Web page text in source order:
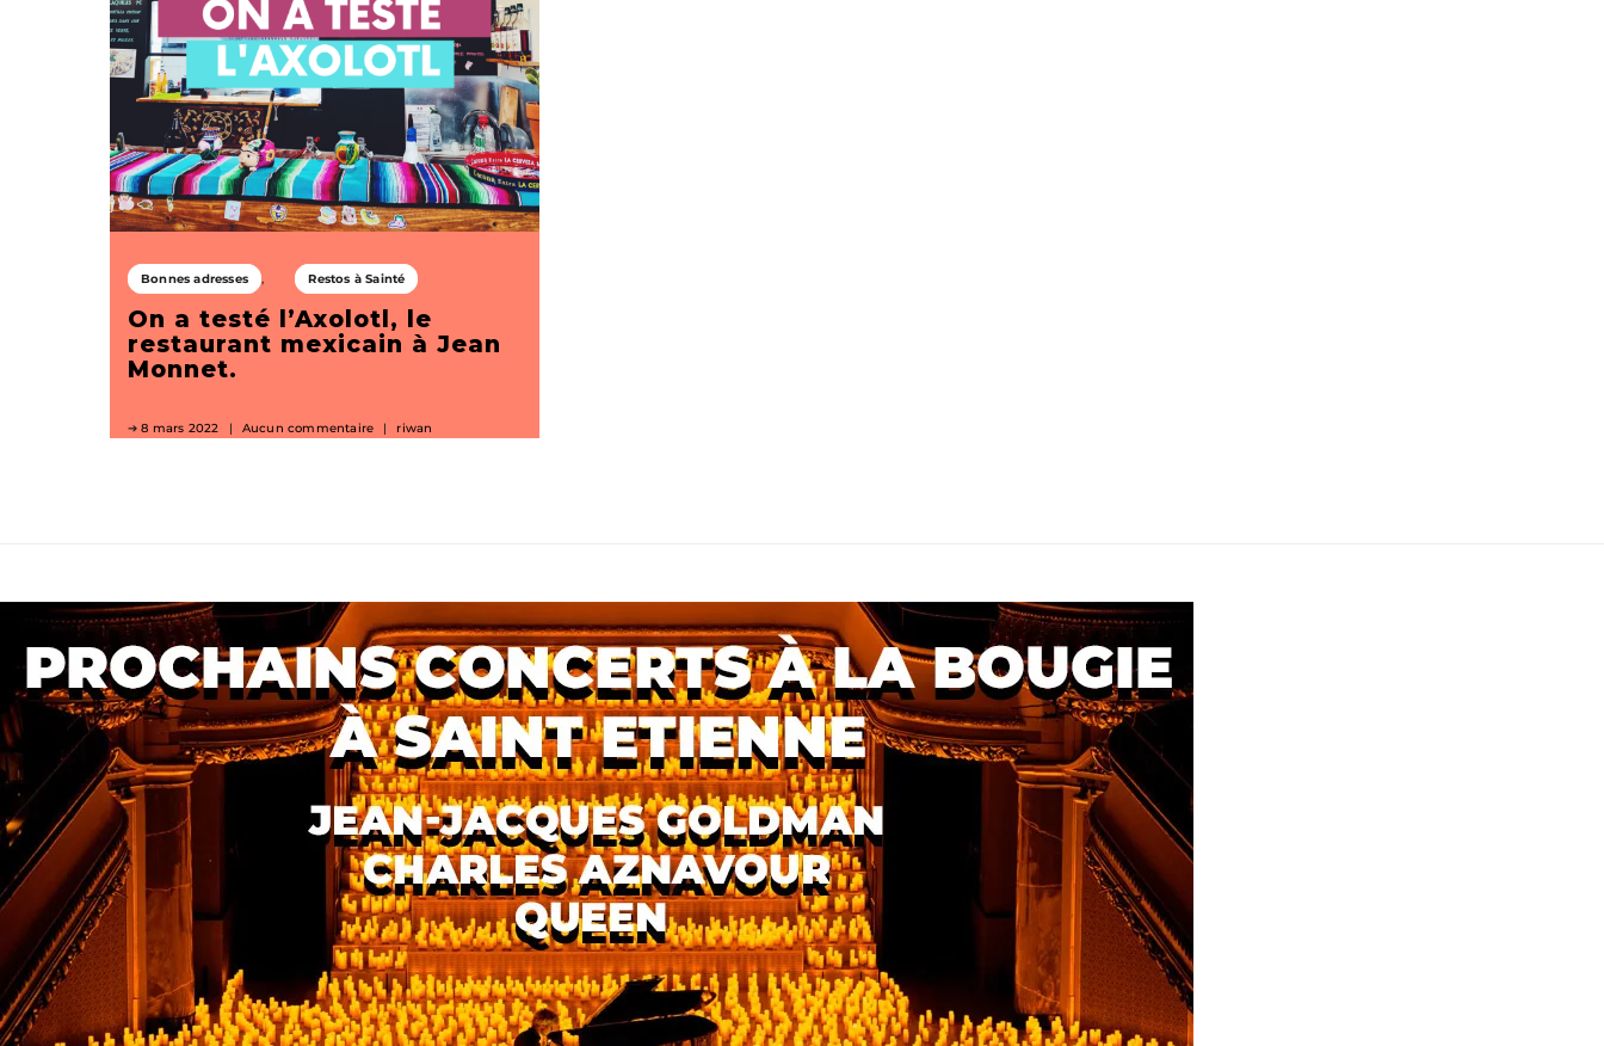
Bonnes adresses Restos à Sainté
On a testé l’Axolotl, le
restaurant mexicain à Jean
Monnet.
8 mars 2022 Aucun commentaire riwan